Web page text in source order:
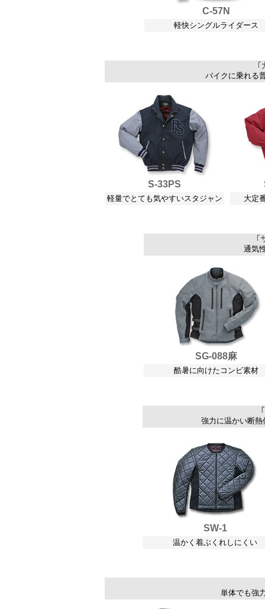
C-57N
軽快シングルライダース
バイクに乗れる
S-33PS
軽量でとても気やすいスタジャン 大定
通気
SG-088麻
酷暑に向けたコンビ素材
強力に温かい断
SW-1
温かく着ぶくれしにくい
単体でも強